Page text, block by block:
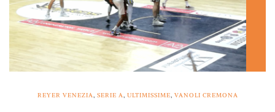
REYER VENEZIA, SERIE A, ULTIMISSIME, VANOLI CREMONA